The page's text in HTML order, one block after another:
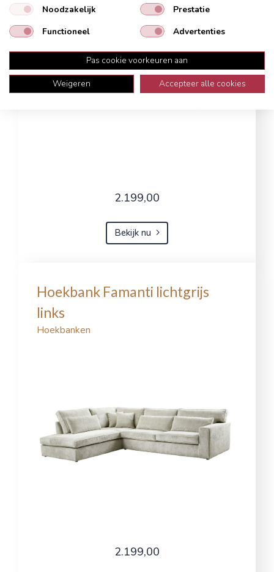
2.199,00
Bekijk nu
Hoekbank Famanti lichtgrijs
links
Hoekbanken
2.199,00
Noodzakelijk
Prestatie
Functioneel
Advertenties
Pas cookie voorkeuren aan
Weigeren
Accepteer alle cookies